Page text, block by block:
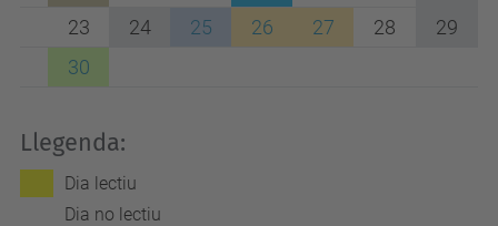
23
24 25 26 27 28
29
30
Llegenda:
Dia lectiu
Dia no lectiu